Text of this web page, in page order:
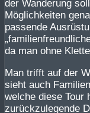
der Wanderung
Möglichkeiten
passende
da man ohne
Man trifft auf der
sieht auch
welche diese Tour
zurückzulegende